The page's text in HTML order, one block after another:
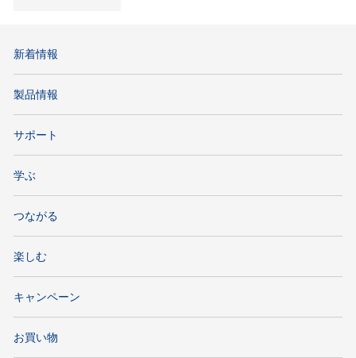
新着情報
製品情報
サポート
学ぶ
つながる
楽しむ
キャンペーン
お買い物